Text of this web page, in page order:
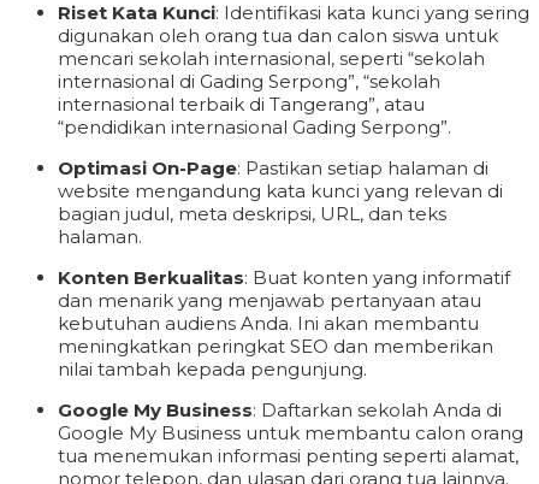
Riset Kata Kunci: Identifikasi kata kunci yang sering
digunakan oleh orang tua dan calon siswa untuk
mencari sekolah internasional, seperti “sekolah
internasional di Gading Serpong”, “sekolah
internasional terbaik di Tangerang”, atau
“pendidikan internasional Gading Serpong”.
Optimasi On-Page: Pastikan setiap halaman di
website mengandung kata kunci yang relevan di
bagian judul, meta deskripsi, URL, dan teks
halaman.
Konten Berkualitas: Buat konten yang informatif
dan menarik yang menjawab pertanyaan atau
kebutuhan audiens Anda. Ini akan membantu
meningkatkan peringkat SEO dan memberikan
nilai tambah kepada pengunjung.
Google My Business: Daftarkan sekolah Anda di
Google My Business untuk membantu calon orang
tua menemukan informasi penting seperti alamat,
nomor telepon, dan ulasan dari orang tua lainnya.